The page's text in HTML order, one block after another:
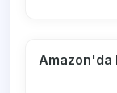
Amazon'da